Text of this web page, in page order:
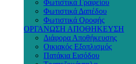
Φωτιστικά Γραφείου
Φωτιστικά Δαπέδου
Φωτιστικά Οροφής
ΟΡΓΑΝΩΣΗ ΑΠΟΘΗΚΕΥΣΗ
Διάφορα Αποθήκευσης
Οικιακός Εξοπλισμός
Πατάκια Εισόδου